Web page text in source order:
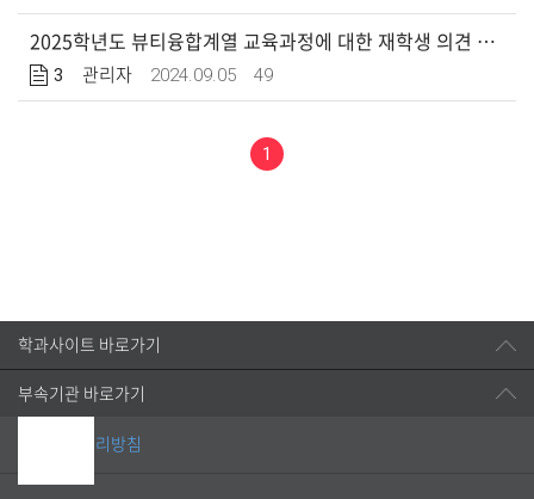
2025학년도 뷰티융합계열 교육과정에 대한 재학생 의견 수렴
3 관리자 2024.09.05 49
1
학과사이트 바로가기
부속기관 바로가기
개인정보처리방침